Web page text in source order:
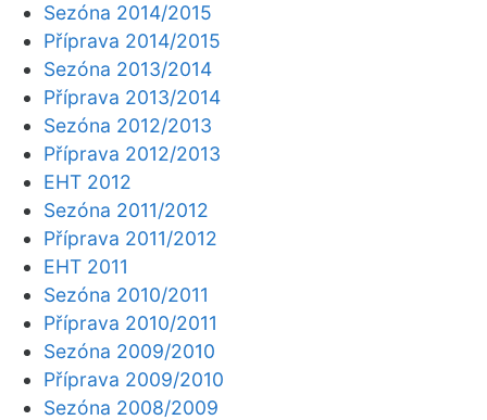
Sezóna 2014/2015
Příprava 2014/2015
Sezóna 2013/2014
Příprava 2013/2014
Sezóna 2012/2013
Příprava 2012/2013
EHT 2012
Sezóna 2011/2012
Příprava 2011/2012
EHT 2011
Sezóna 2010/2011
Příprava 2010/2011
Sezóna 2009/2010
Příprava 2009/2010
Sezóna 2008/2009